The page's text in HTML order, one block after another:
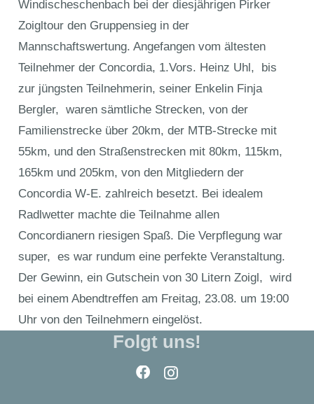
Windischeschenbach bei der diesjährigen Pirker
Zoigltour den Gruppensieg in der
Mannschaftswertung. Angefangen vom ältesten
Teilnehmer der Concordia, 1.Vors. Heinz Uhl, bis
zur jüngsten Teilnehmerin, seiner Enkelin Finja
Bergler, waren sämtliche Strecken, von der
Familienstrecke über 20km, der MTB-Strecke mit
55km, und den Straßenstrecken mit 80km, 115km,
165km und 205km, von den Mitgliedern der
Concordia W-E. zahlreich besetzt. Bei idealem
Radlwetter machte die Teilnahme allen
Concordianern riesigen Spaß. Die Verpflegung war
super, es war rundum eine perfekte Veranstaltung.
Der Gewinn, ein Gutschein von 30 Litern Zoigl, wird
bei einem Abendtreffen am Freitag, 23.08. um 19:00
Uhr von den Teilnehmern eingelöst.
Folgt uns!